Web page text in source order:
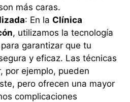
más caras.
: En la Clínica
, utilizamos la tecnología
garantizar que tu
y eficaz. Las técnicas
por ejemplo, pueden
pero ofrecen una mayor
complicaciones